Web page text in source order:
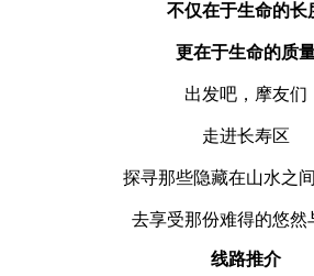
不仅在于生命的长
更在于生命的质
出发吧，摩友们
走进长寿区
探寻那些隐藏在山水之
去享受那份难得的悠然
线路推介